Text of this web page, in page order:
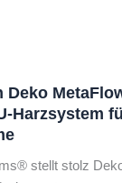
Deko
Harzsystem
stellt stolz